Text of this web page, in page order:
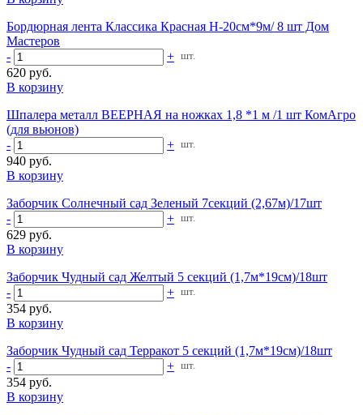
Бордюрная лента Классика Красная Н-20см*9м/ 8 шт Дом
Мастеров
-
+ шт.
620 руб.
В корзину
Шпалера металл ВЕЕРНАЯ на ножках 1,8 *1 м /1 шт КомАгро
(для вьюнов)
-
+ шт.
940 руб.
В корзину
Заборчик Солнечный сад Зеленый 7секций (2,67м)/17шт
-
+ шт.
629 руб.
В корзину
Заборчик Чудный сад Желтый 5 секций (1,7м*19см)/18шт
-
+ шт.
354 руб.
В корзину
Заборчик Чудный сад Терракот 5 секций (1,7м*19см)/18шт
-
+ шт.
354 руб.
В корзину